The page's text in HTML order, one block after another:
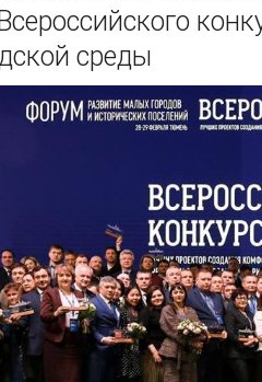
среды